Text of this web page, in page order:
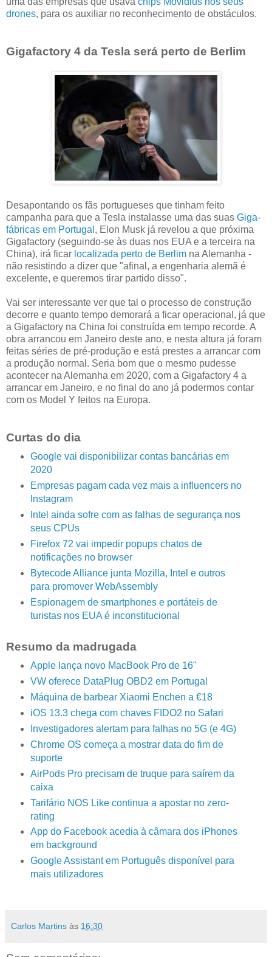
drones, para os auxiliar no reconhecimento de obstáculos.
Gigafactory 4 da Tesla será perto de Berlim
Desapontando os fãs portugueses que tinham feito
campanha para que a Tesla instalasse uma das suas Giga-
fábricas em Portugal , Elon Musk já revelou a que próxima
Gigafactory (seguindo-se às duas nos EUA e a terceira na
China), irá ficar localizada perto de Berlim na Alemanha -
não resistindo a dizer que "afinal, a engenharia alemã é
excelente, e queremos tirar partido disso".
Vai ser interessante ver que tal o processo de construção
decorre e quanto tempo demorará a ficar operacional, já que
a Gigafactory na China foi construída em tempo recorde. A
obra arrancou em Janeiro deste ano, e nesta altura já foram
feitas séries de pré-produção e está prestes a arrancar com
a produção normal. Seria bom que o mesmo pudesse
acontecer na Alemanha em 2020, com a Gigafactory 4 a
arrancar em Janeiro, e no final do ano já podermos contar
com os Model Y feitos na Europa.
Curtas do dia
Google vai disponibilizar contas bancárias em
2020
Empresas pagam cada vez mais a influencers no
Instagram
Intel ainda sofre com as falhas de segurança nos
seus CPUs
Firefox 72 vai impedir popups chatos de
notificações no browser
Bytecode Alliance junta Mozilla, Intel e outros
para promover WebAssembly
Espionagem de smartphones e portáteis de
turistas nos EUA é inconstitucional
Resumo da madrugada
Apple lança novo MacBook Pro de 16"
VW oferece DataPlug OBD2 em Portugal
Máquina de barbear Xiaomi Enchen a €18
iOS 13.3 chega com chaves FIDO2 no Safari
Investigadores alertam para falhas no 5G (e 4G)
Chrome OS começa a mostrar data do fim de
suporte
AirPods Pro precisam de truque para saírem da
caixa
Tarifário NOS Like continua a apostar no zero-
rating
App do Facebook acedia à câmara dos iPhones
em background
Google Assistant em Português disponível para
mais utilizadores
Carlos Martins às 16:30